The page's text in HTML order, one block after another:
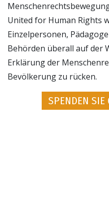
United for Human Rights
Einzelpersonen,
Behörden überall auf der
Erklärung der
Bevölkerung zu rücken.
SPENDEN SIE